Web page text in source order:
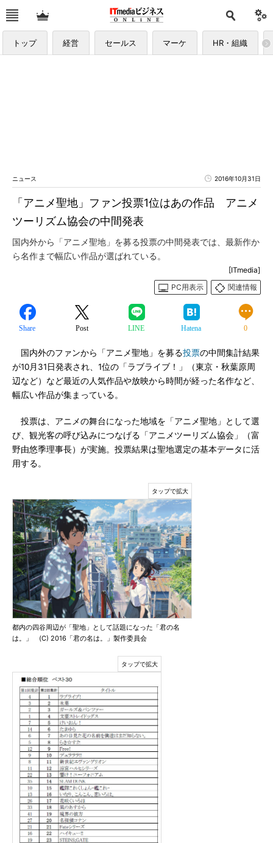
トップ 経営 セールス マーケ HR・組織
ニュース 2016年10月31日
「アニメ聖地」ファン投票1位はあの作品 アニメ
ツーリズム協会の中間発表
国内外から「アニメ聖地」を募る投票の中間発表では、最新作か
ら名作まで幅広い作品が選ばれている。
[ITmedia]
PC用表示
関連情報
Share Post LINE Hatena 0
国内外のファンから「アニメ聖地」を募る投票の中間集計結果
が10月31日発表され、1位の「ラブライブ！」（東京・秋葉原周
辺など）など最近の人気作品や放映から時間が経った名作など、
幅広い作品が集まっている。
投票は、アニメの舞台になった地域を「アニメ聖地」として選
び、観光客の呼び込みにつなげる「アニメツーリズム協会」（富
野由悠季理事長）が実施。投票結果は聖地選定の基本データに活
用する。
都内の四谷周辺が「聖地」として話題になった「君の名
は。」 (C) 2016「君の名は。」製作委員会